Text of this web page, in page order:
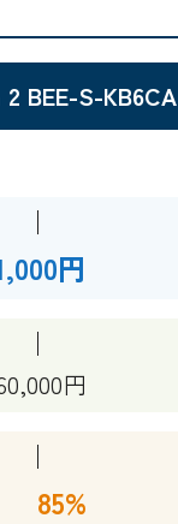
BEE-S-KB6CA
円
円
85%